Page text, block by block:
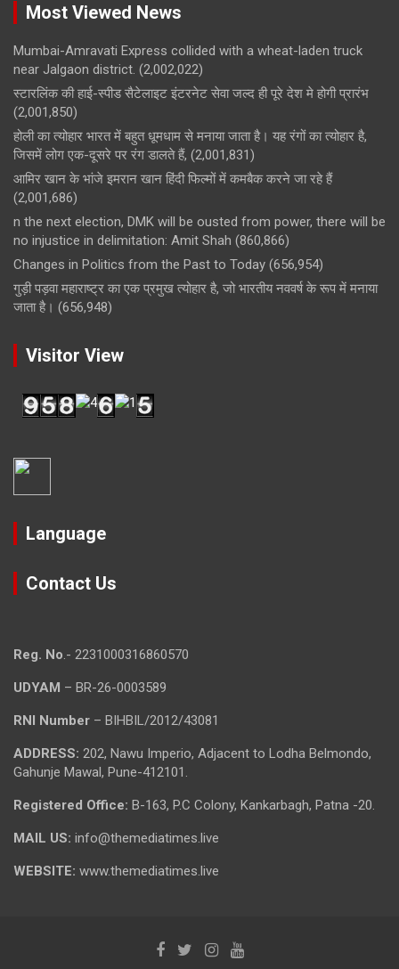
Most Viewed News
Mumbai-Amravati Express collided with a wheat-laden truck
near Jalgaon district. (2,002,022)
स्टारलिंक की हाई-स्पीड सैटेलाइट इंटरनेट सेवा जल्द ही पूरे देश मे होगी प्रारंभ
(2,001,850)
होली का त्योहार भारत में बहुत धूमधाम से मनाया जाता है। यह रंगों का त्योहार है,
जिसमें लोग एक-दूसरे पर रंग डालते हैं, (2,001,831)
आमिर खान के भांजे इमरान खान हिंदी फिल्मों में कमबैक करने जा रहे हैं
(2,001,686)
n the next election, DMK will be ousted from power, there will be
no injustice in delimitation: Amit Shah (860,866)
Changes in Politics from the Past to Today (656,954)
गुड़ी पड़वा महाराष्ट्र का एक प्रमुख त्योहार है, जो भारतीय नववर्ष के रूप में मनाया
जाता है। (656,948)
Visitor View
Language
Contact Us
Reg. No.- 2231000316860570
UDYAM – BR-26-0003589
RNI Number – BIHBIL/2012/43081
ADDRESS: 202, Nawu Imperio, Adjacent to Lodha Belmondo,
Gahunje Mawal, Pune-412101.
Registered Office: B-163, P.C Colony, Kankarbagh, Patna -20.
MAIL US: info@themediatimes.live
WEBSITE: www.themediatimes.live